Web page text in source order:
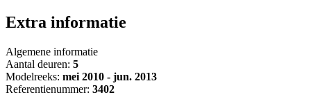
Extra informatie
Algemene informatie
Aantal deuren: 5
Modelreeks: mei 2010 - jun. 2013
Referentienummer: 3402